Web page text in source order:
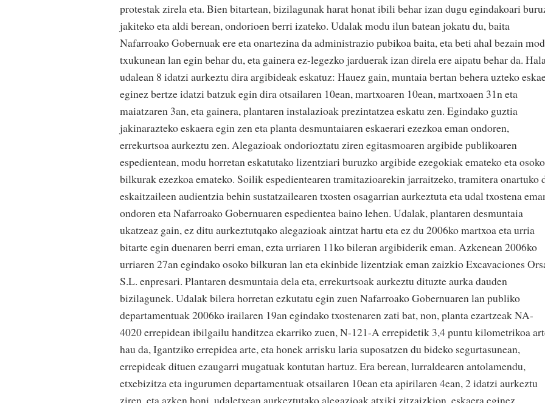
protestak zirela eta. Bien bitartean, bizilagunak harat honat ibili behar izan dugu egindakoari
jakiteko eta aldi berean, ondorioen berri izateko. Udalak modu ilun batean jokatu du, baita
Nafarroako Gobernuak ere eta onartezina da administrazio pubikoa baita, eta beti ahal bezain
txukunean lan egin behar du, eta gainera ez-legezko jarduerak izan direla ere aipatu behar da.
udalean 8 idatzi aurkeztu dira argibideak eskatuz: Hauez gain, muntaia bertan behera uzteko
eginez bertze idatzi batzuk egin dira otsailaren 10ean, martxoaren 10ean, martxoaen 31n eta
maiatzaren 3an, eta gainera, plantaren instalazioak prezintatzea eskatu zen. Egindako guztia
jakinarazteko eskaera egin zen eta planta desmuntaiaren eskaerari ezezkoa eman ondoren,
errekurtsoa aurkeztu zen. Alegazioak ondorioztatu ziren egitasmoaren argibide publikoaren
espedientean, modu horretan eskatutako lizentziari buruzko argibide ezegokiak emateko eta osoko
bilkurak ezezkoa emateko. Soilik espedientearen tramitazioarekin jarraitzeko, tramitera onartuko
eskaitzaileen audientzia behin sustatzailearen txosten osagarrian aurkeztuta eta udal txostena
ondoren eta Nafarroako Gobernuaren espedientea baino lehen. Udalak, plantaren desmuntaia
ukatzeaz gain, ez ditu aurkeztutqako alegazioak aintzat hartu eta ez du 2006ko martxoa eta urria
bitarte egin duenaren berri eman, ezta urriaren 11ko bileran argibiderik eman. Azkenean 2006ko
urriaren 27an egindako osoko bilkuran lan eta ekinbide lizentziak eman zaizkio Excavaciones
S.L. enpresari. Plantaren desmuntaia dela eta, errekurtsoak aurkeztu dituzte aurka dauden
bizilagunek. Udalak bilera horretan ezkutatu egin zuen Nafarroako Gobernuaren lan publiko
departamentuak 2006ko irailaren 19an egindako txostenaren zati bat, non, planta ezartzeak NA-
4020 errepidean ibilgailu handitzea ekarriko zuen, N-121-A errepidetik 3,4 puntu kilometrikoa
hau da, Igantziko errepidea arte, eta honek arrisku laria suposatzen du bideko segurtasunean,
errepideak dituen ezaugarri mugatuak kontutan hartuz. Era berean, lurraldearen antolamendu,
etxebizitza eta ingurumen departamentuak otsailaren 10ean eta apirilaren 4ean, 2 idatzi aurkeztu
ziren, eta azken honi, udaletxean aurkeztutako alegazioak atxiki zitzaizkion, eskaera eginez